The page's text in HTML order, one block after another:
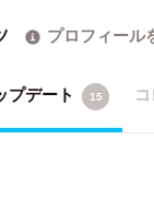
プロフィール
プデート 15